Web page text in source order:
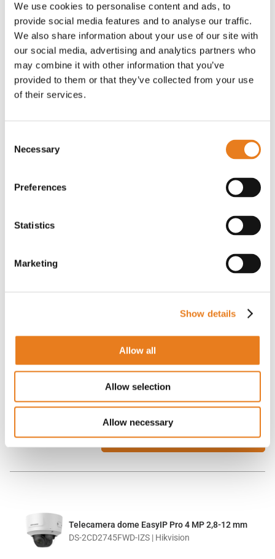
We use cookies to personalise content and ads, to
provide social media features and to analyse our traffic.
We also share information about your use of our site with
our social media, advertising and analytics partners who
may combine it with other information that you’ve
provided to them or that they’ve collected from your use
of their services.
Selection
Necessary
Preferences
Statistics
Marketing
Show details
Allow all
Allow selection
Allow necessary
PER IL PREZZO EFFETTUA IL LOGIN
PER IL PREZZO EFFETTUA IL LOGIN
Telecamera mini dome 4 MP ColorVu 2,8 mm
DS-2CD2547G2-LS(2.8 | Hikvision
PER IL PREZZO EFFETTUA IL LOGIN
Telecamera dome EasyIP Pro 4 MP 2,8-12 mm
DS-2CD2745FWD-IZS | Hikvision